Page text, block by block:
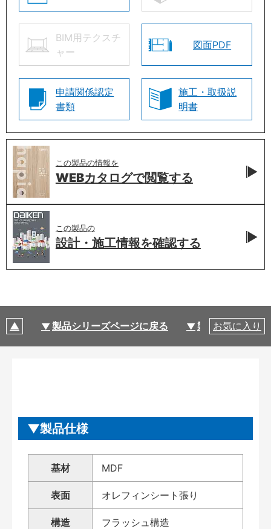
BIM用テクスチ
ャー
図面PDF
申請関係認定
書類
施工・取扱説
明書
この製品の情報を
WEBカタログで閲覧する
この製品の
設計・施工情報を確認する
製品シリーズページに戻る 製品仕様
お気に入り
製品仕様
基材 MDF
表面 オレフィンシート張り
構造 フラッシュ構造